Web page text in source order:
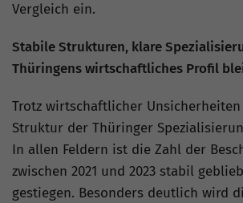
Vergleich ein.
Stabile Strukturen, klare
Thüringens wirtschaftliches Profil
Trotz wirtschaftlicher
Struktur der Thüringer
In allen Feldern ist die Zahl der
zwischen 2021 und 2023 stabil
gestiegen. Besonders deutlich wird